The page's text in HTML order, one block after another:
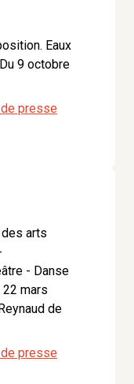
Eaux
9 octobre
presse
arts
- Danse
22 mars
de
presse